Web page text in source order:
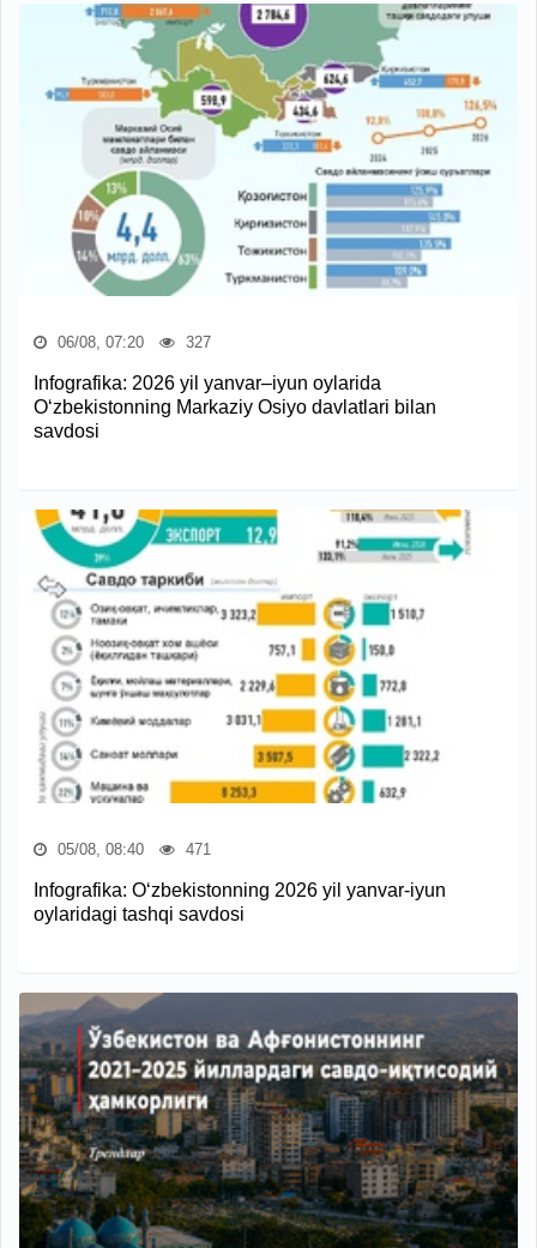
06/08, 07:20 327
Infografika: 2026 yil yanvar–iyun oylarida
O‘zbekistonning Markaziy Osiyo davlatlari bilan
savdosi
05/08, 08:40 471
Infografika: O‘zbekistonning 2026 yil yanvar-iyun
oylaridagi tashqi savdosi